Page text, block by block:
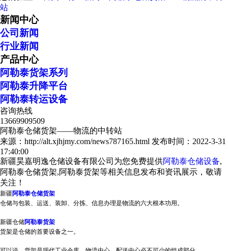
站
新闻中心
公司新闻
行业新闻
产品中心
阿勒泰货架系列
阿勒泰升降平台
阿勒泰转运设备
咨询热线
13669909509
阿勒泰仓储货架——物流的中转站
来源：http://alt.xjhjmy.com/news787165.html 发布时间：2022-3-31
17:40:00
新疆昊嘉明逸仓储设备有限公司为您免费提供阿勒泰仓储设备,
阿勒泰仓储货架,阿勒泰货架等相关信息发布和资讯展示，敬请
关注！
新疆 阿勒泰仓储货架
仓储与包装、运送、装卸、分拣、信息办理是物流的六大根本功用。
新疆仓储阿勒泰货架
货架是仓储的首要设备之一。